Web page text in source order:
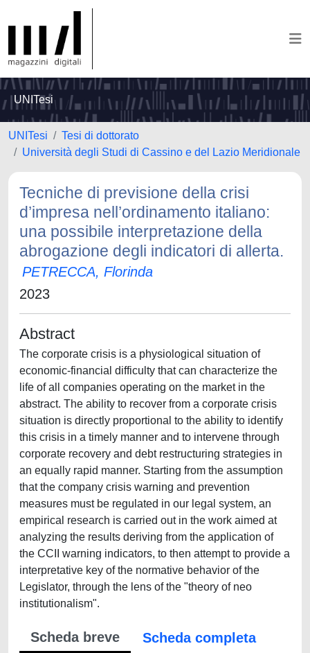
UNITesi
UNITesi
Tesi di dottorato
Università degli Studi di Cassino e del Lazio Meridionale
Tecniche di previsione della crisi
d’impresa nell’ordinamento italiano:
una possibile interpretazione della
abrogazione degli indicatori di allerta.
PETRECCA, Florinda
2023
Abstract
The corporate crisis is a physiological situation of
economic-financial difficulty that can characterize the
life of all companies operating on the market in the
abstract. The ability to recover from a corporate crisis
situation is directly proportional to the ability to identify
this crisis in a timely manner and to intervene through
corporate recovery and debt restructuring strategies in
an equally rapid manner. Starting from the assumption
that the company crisis warning and prevention
measures must be regulated in our legal system, an
empirical research is carried out in the work aimed at
analyzing the results deriving from the application of
the CCII warning indicators, to then attempt to provide a
interpretative key of the normative behavior of the
Legislator, through the lens of the "theory of neo
institutionalism".
Scheda breve
Scheda completa